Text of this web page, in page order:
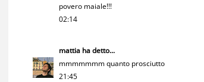
povero maiale!!!
02:14
mattia ha detto...
mmmmmmm quanto prosciutto
21:45